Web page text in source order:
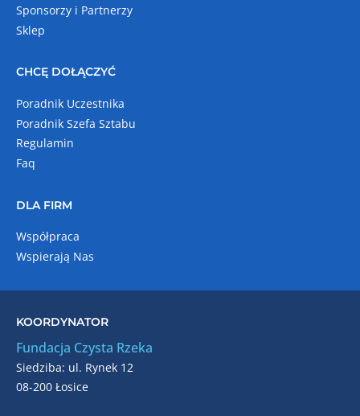
Sponsorzy i Partnerzy
Sklep
CHCĘ DOŁĄCZYĆ
Poradnik Uczestnika
Poradnik Szefa Sztabu
Regulamin
Faq
DLA FIRM
Współpraca
Wspierają Nas
KOORDYNATOR
Fundacja Czysta Rzeka
Siedziba: ul. Rynek 12
08-200 Łosice